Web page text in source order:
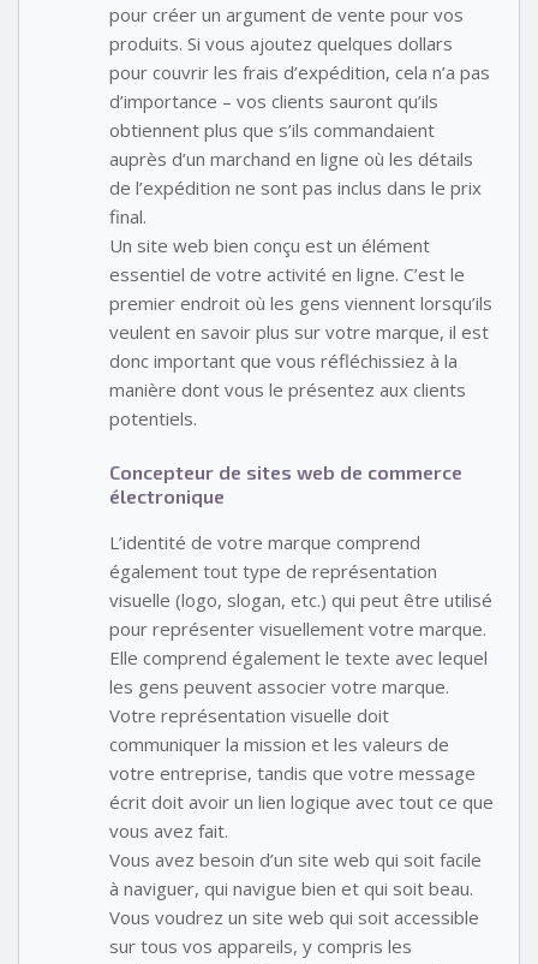
pour créer un argument de vente pour vos
produits. Si vous ajoutez quelques dollars
pour couvrir les frais d’expédition, cela n’a pas
d’importance – vos clients sauront qu’ils
obtiennent plus que s’ils commandaient
auprès d’un marchand en ligne où les détails
de l’expédition ne sont pas inclus dans le prix
final.
Un site web bien conçu est un élément
essentiel de votre activité en ligne. C’est le
premier endroit où les gens viennent lorsqu’ils
veulent en savoir plus sur votre marque, il est
donc important que vous réfléchissiez à la
manière dont vous le présentez aux clients
potentiels.
Concepteur de sites web de commerce
électronique
L’identité de votre marque comprend
également tout type de représentation
visuelle (logo, slogan, etc.) qui peut être utilisé
pour représenter visuellement votre marque.
Elle comprend également le texte avec lequel
les gens peuvent associer votre marque.
Votre représentation visuelle doit
communiquer la mission et les valeurs de
votre entreprise, tandis que votre message
écrit doit avoir un lien logique avec tout ce que
vous avez fait.
Vous avez besoin d’un site web qui soit facile
à naviguer, qui navigue bien et qui soit beau.
Vous voudrez un site web qui soit accessible
sur tous vos appareils, y compris les